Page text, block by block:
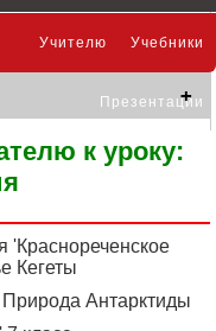
Учебники
Учителю
Презентации
к уроку:
'Краснореченское
Кегеты
Природа Антарктиды